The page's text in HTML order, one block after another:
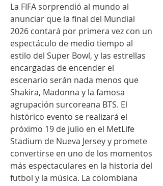
La FIFA sorprendió al mundo al
anunciar que la final del Mundial
2026 contará por primera vez con un
espectáculo de medio tiempo al
estilo del Super Bowl, y las estrellas
encargadas de encender el
escenario serán nada menos que
Shakira, Madonna y la famosa
agrupación surcoreana BTS. El
histórico evento se realizará el
próximo 19 de julio en el MetLife
Stadium de Nueva Jersey y promete
convertirse en uno de los momentos
más espectaculares en la historia del
futbol y la música. La colombiana